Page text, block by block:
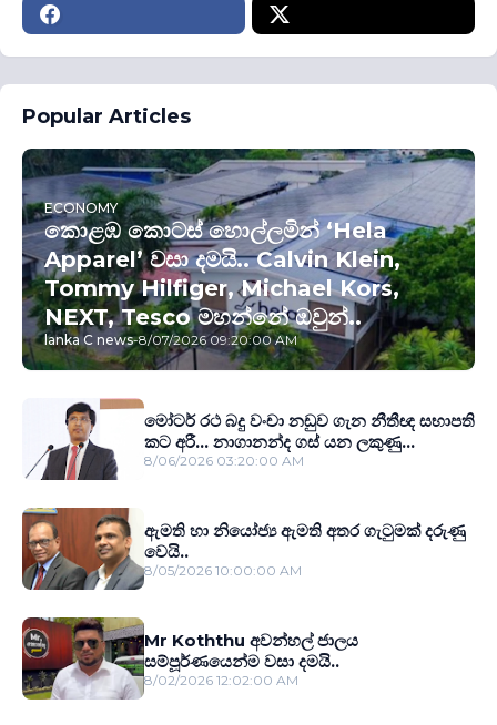
Popular Articles
ECONOMY
කොළඹ කොටස් හොල්ලමින් ‘Hela
Apparel’ වසා දමයි.. Calvin Klein,
Tommy Hilfiger, Michael Kors,
NEXT, Tesco මහන්නේ ඔවුන්..
lanka C news-8/07/2026 09:20:00 AM
මෝටර් රථ බදු වංචා නඩුව ගැන නීතීඥ සභාපති
කට අරී... නාගානන්ද ගස් යන ලකුණු...
8/06/2026 03:20:00 AM
ඇමති හා නියෝජ්‍ය ඇමති අතර ගැටුමක් දරුණු
වෙයි..
8/05/2026 10:00:00 AM
Mr Koththu අවන්හල් ජාලය
සම්පූර්ණයෙන්ම වසා දමයි..
8/02/2026 12:02:00 AM